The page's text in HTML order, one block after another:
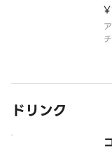
ドリンク